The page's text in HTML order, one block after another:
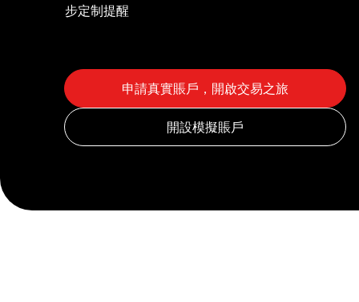
步定制提醒